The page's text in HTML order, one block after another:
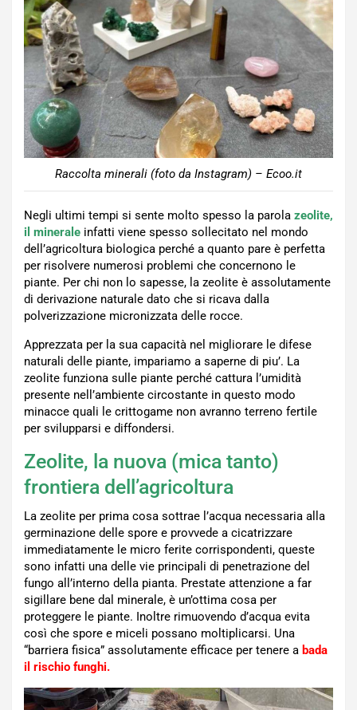
Raccolta minerali (foto da Instagram) – Ecoo.it
Negli ultimi tempi si sente molto spesso la parola zeolite,
il minerale infatti viene spesso sollecitato nel mondo
dell’agricoltura biologica perché a quanto pare è perfetta
per risolvere numerosi problemi che concernono le
piante. Per chi non lo sapesse, la zeolite è assolutamente
di derivazione naturale dato che si ricava dalla
polverizzazione micronizzata delle rocce.
Apprezzata per la sua capacità nel migliorare le difese
naturali delle piante, impariamo a saperne di piu’. La
zeolite funziona sulle piante perché cattura l’umidità
presente nell’ambiente circostante in questo modo
minacce quali le crittogame non avranno terreno fertile
per svilupparsi e diffondersi.
Zeolite, la nuova (mica tanto)
frontiera dell’agricoltura
La zeolite per prima cosa sottrae l’acqua necessaria alla
germinazione delle spore e provvede a cicatrizzare
immediatamente le micro ferite corrispondenti, queste
sono infatti una delle vie principali di penetrazione del
fungo all’interno della pianta. Prestate attenzione a far
sigillare bene dal minerale, è un’ottima cosa per
proteggere le piante. Inoltre rimuovendo d’acqua evita
così che spore e miceli possano moltiplicarsi. Una
“barriera fisica” assolutamente efficace per tenere a bada
il rischio funghi.